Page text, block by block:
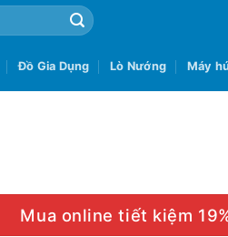
Đồ Gia Dụng Lò Nướng Máy
Mua online tiết kiệm